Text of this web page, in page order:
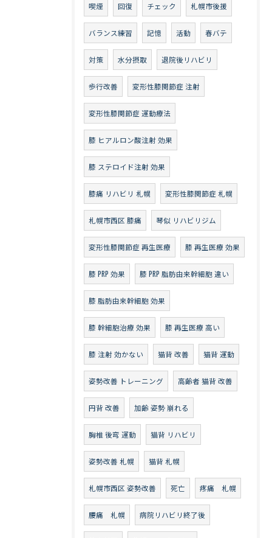
喫煙 回復 チェック 札幌市後援
バランス練習 記憶 活動 春バテ
対策 水分摂取 退院後リハビリ
歩行改善 変形性膝関節症 注射
変形性膝関節症 運動療法
膝 ヒアルロン酸注射 効果
膝 ステロイド注射 効果
膝痛 リハビリ 札幌 変形性膝関節症 札幌
札幌市西区 膝痛 琴似 リハビリジム
変形性膝関節症 再生医療 膝 再生医療 効果
膝 PRP 効果 膝 PRP 脂肪由来幹細胞 違い
膝 脂肪由来幹細胞 効果
膝 幹細胞治療 効果 膝 再生医療 高い
膝 注射 効かない 猫背 改善 猫背 運動
姿勢改善 トレーニング 高齢者 猫背 改善
円背 改善 加齢 姿勢 崩れる
胸椎 後弯 運動 猫背 リハビリ
姿勢改善 札幌 猫背 札幌
札幌市西区 姿勢改善 死亡 疼痛 札幌
腰痛 札幌 病院リハビリ終了後